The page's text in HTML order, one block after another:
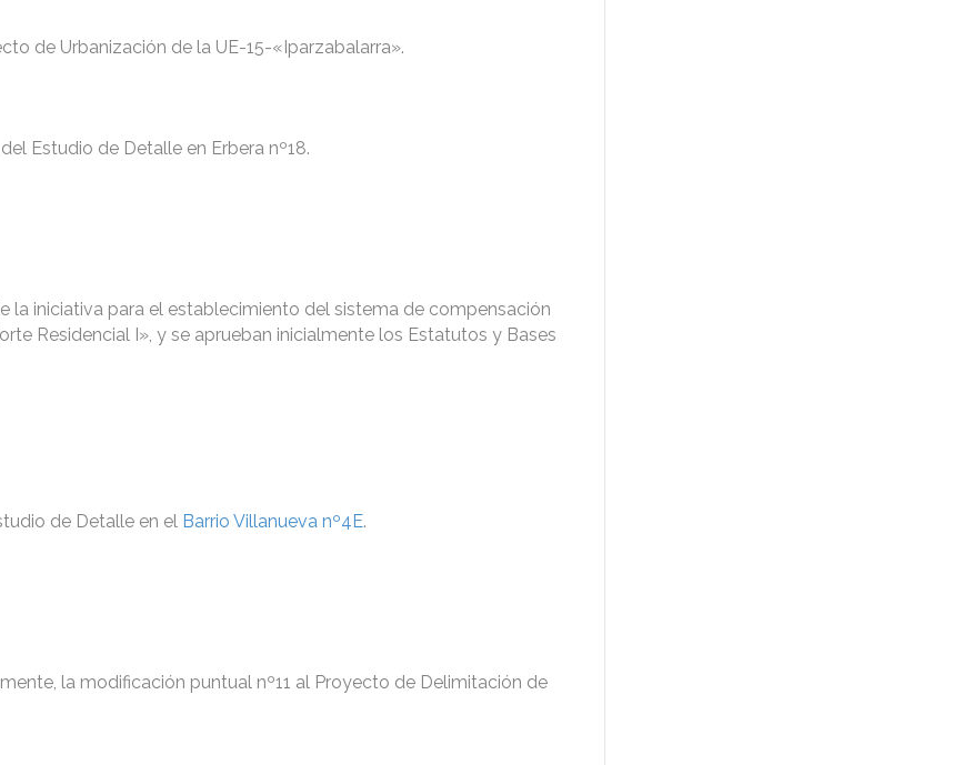
de Urbanización de la UE-15-«Iparzabalarra».
Estudio de Detalle en Erbera nº18.
la iniciativa para el establecimiento del sistema de compensación
Residencial I», y se aprueban inicialmente los Estatutos y Bases
de Detalle en el Barrio Villanueva nº4E.
la modificación puntual nº11 al Proyecto de Delimitación de